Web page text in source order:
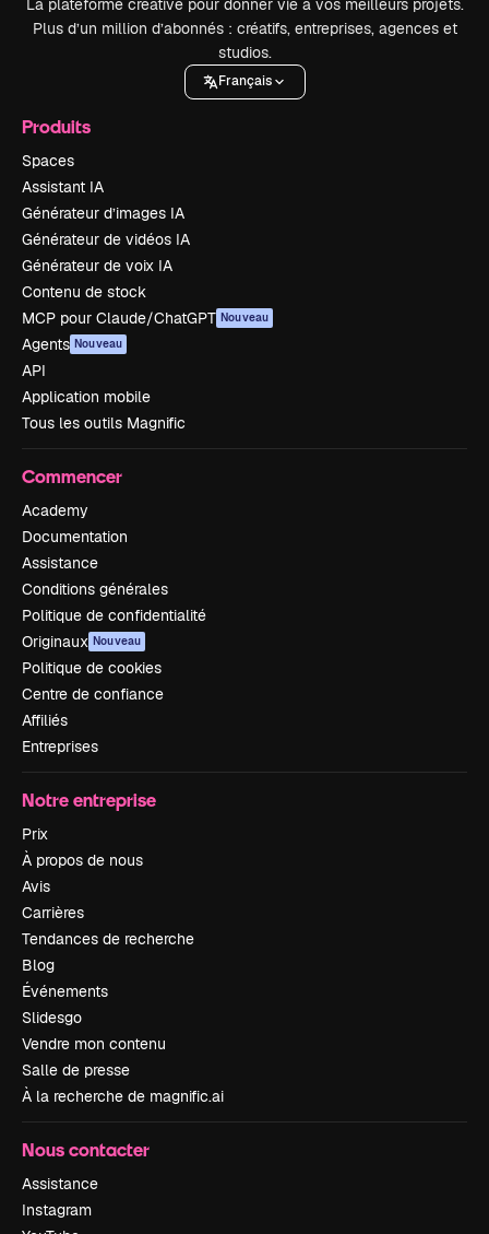
Plus d’un million d’abonnés : créatifs, entreprises, agences et
studios.
Français
Produits
Spaces
Assistant IA
Générateur d’images IA
Générateur de vidéos IA
Générateur de voix IA
Contenu de stock
MCP pour Claude/ChatGPT Nouveau
Agents Nouveau
API
Application mobile
Tous les outils Magnific
Commencer
Academy
Documentation
Assistance
Conditions générales
Politique de confidentialité
Originaux Nouveau
Politique de cookies
Centre de confiance
Affiliés
Entreprises
Notre entreprise
Prix
À propos de nous
Avis
Carrières
Tendances de recherche
Blog
Événements
Slidesgo
Vendre mon contenu
Salle de presse
À la recherche de magnific.ai
Nous contacter
Assistance
Instagram